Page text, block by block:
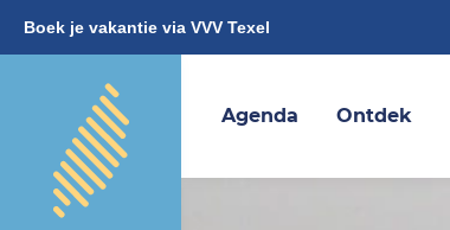
Boek je vakantie via VVV Texel
Agenda Ontdek